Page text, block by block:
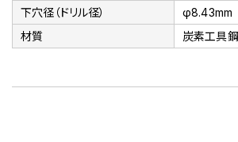
下穴径（ドリル径）
φ8.43mm
材質
炭素工具鋼